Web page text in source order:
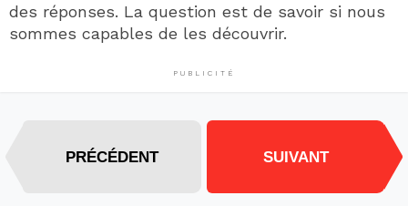
des réponses. La question est de savoir si nous
sommes capables de les découvrir.
PUBLICITÉ
PRÉCÉDENT SUIVANT